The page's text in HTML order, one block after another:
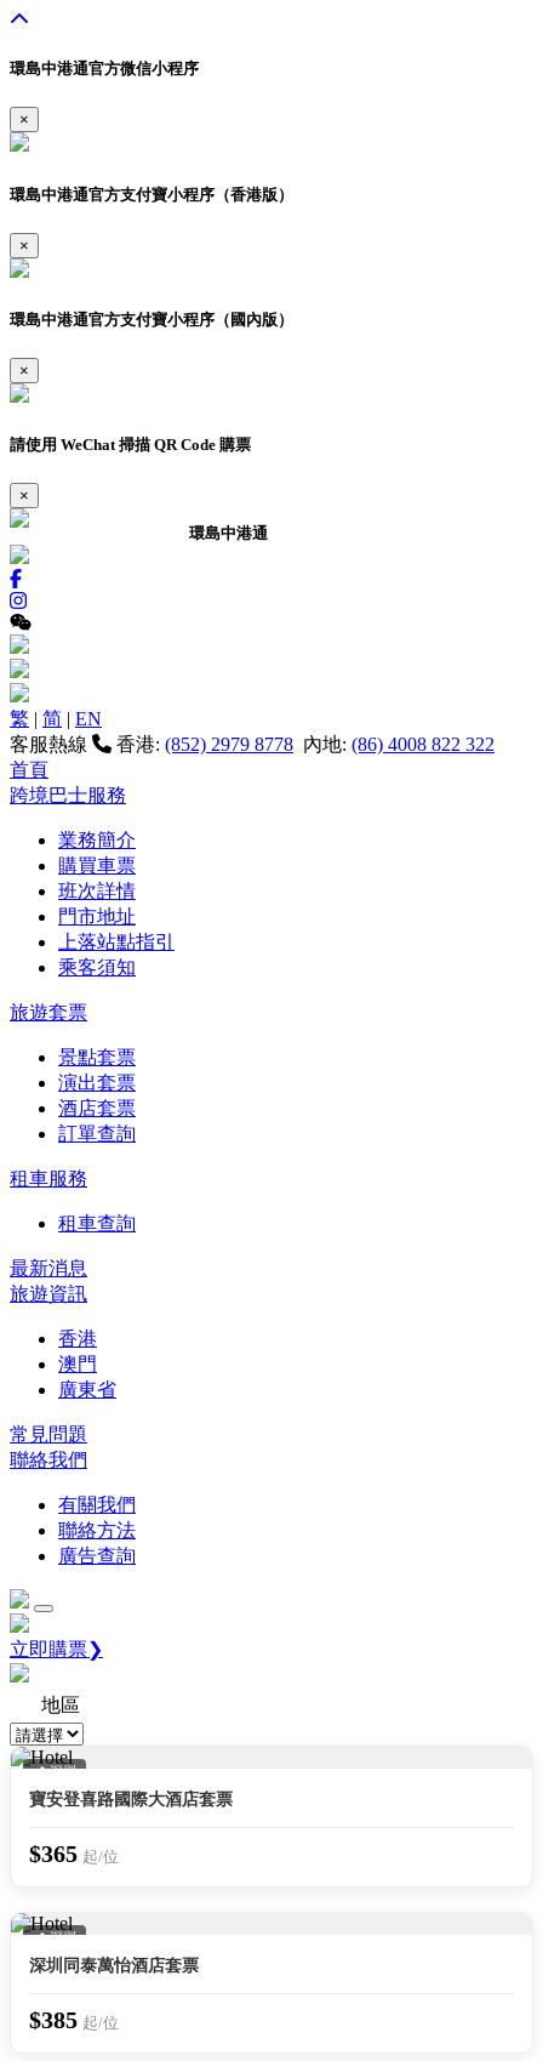
環島中港通官方微信小程序
×
環島中港通官方支付寶小程序（香港版）
×
環島中港通官方支付寶小程序（國內版）
×
請使用 WeChat 掃描 QR Code 購票
×
環島中港通
繁 | 简 | EN
客服熱線
香港: (852) 2979 8778 內地: (86) 4008 822 322
首頁
跨境巴士服務
業務簡介
購買車票
班次詳情
門市地址
上落站點指引
乘客須知
旅遊套票
景點套票
演出套票
酒店套票
訂單查詢
租車服務
租車查詢
最新消息
旅遊資訊
香港
澳門
廣東省
常見問題
聯絡我們
有關我們
聯絡方法
廣告查詢
立即購票❯
地區
📍 深圳
寶安登喜路國際大酒店套票
$365 起/位
📍 深圳
深圳同泰萬怡酒店套票
$385 起/位